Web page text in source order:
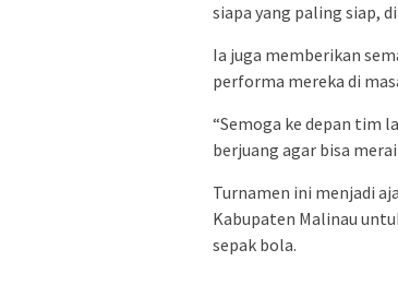
siapa yang paling siap,
Ia juga memberikan
performa mereka di
“Semoga ke depan tim
berjuang agar bisa
Turnamen ini menjadi
Kabupaten Malinau
sepak bola.